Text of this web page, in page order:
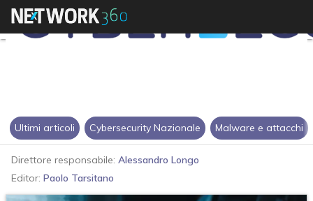
Ultimi articoli Cybersecurity Nazionale Malware e attacchi
Direttore responsabile: Alessandro Longo
Editor: Paolo Tarsitano